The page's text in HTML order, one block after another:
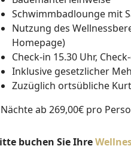
Schwimmbadlounge mit
Nutzung des
Homepage)
Check-in 15.30 Uhr,
Inklusive gesetzlicher
Zuzüglich ortsübliche
ab 269,00€ pro
buchen Sie Ihre